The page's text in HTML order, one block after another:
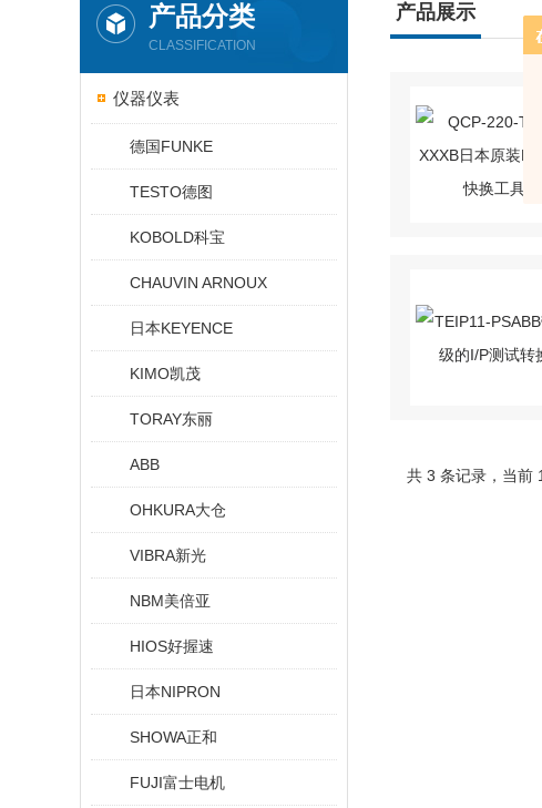
产品分类
CLASSIFICATION
仪器仪表
德国FUNKE
TESTO德图
KOBOLD科宝
CHAUVIN ARNOUX
日本KEYENCE
KIMO凯茂
TORAY东丽
ABB
OHKURA大仓
VIBRA新光
NBM美倍亚
HIOS好握速
日本NIPRON
SHOWA正和
FUJI富士电机
产品展示
共 3 条记录，当